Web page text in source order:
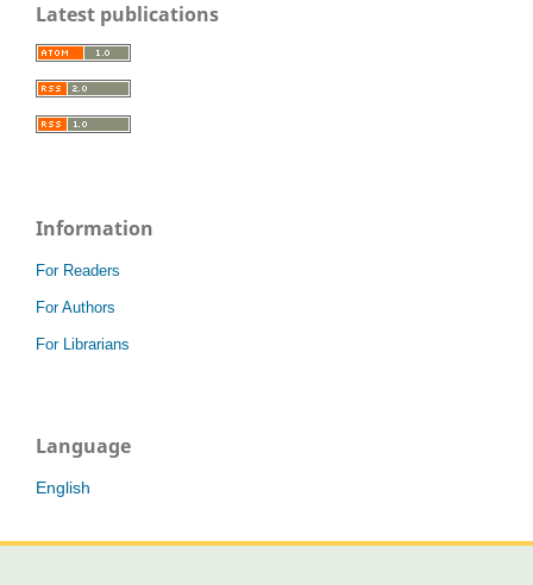
Latest publications
Information
For Readers
For Authors
For Librarians
Language
English